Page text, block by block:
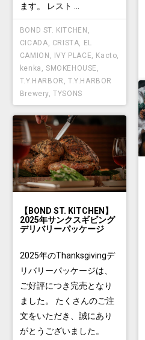
ます。 レスト ...
BOND ST. KITCHEN ,
CICADA, CRISTA, EL
CAMION , IVY PLACE, Kacto,
kenka ,SMOKEHOUSE ,
T.Y.HARBOR ,T.Y.HARBOR
Brewery,TYSONS
【BOND ST. KITCHEN】
2025年サンクスギビング
デリバリーパッケージ
2025年のThanksgivingデ
リバリーパッケージは、
ご好評につき完売となり
ました。 たくさんのご注
文をいただき、誠にあり
がとうございました。